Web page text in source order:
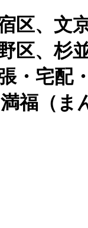
、文
区、杉
・宅
福（ま